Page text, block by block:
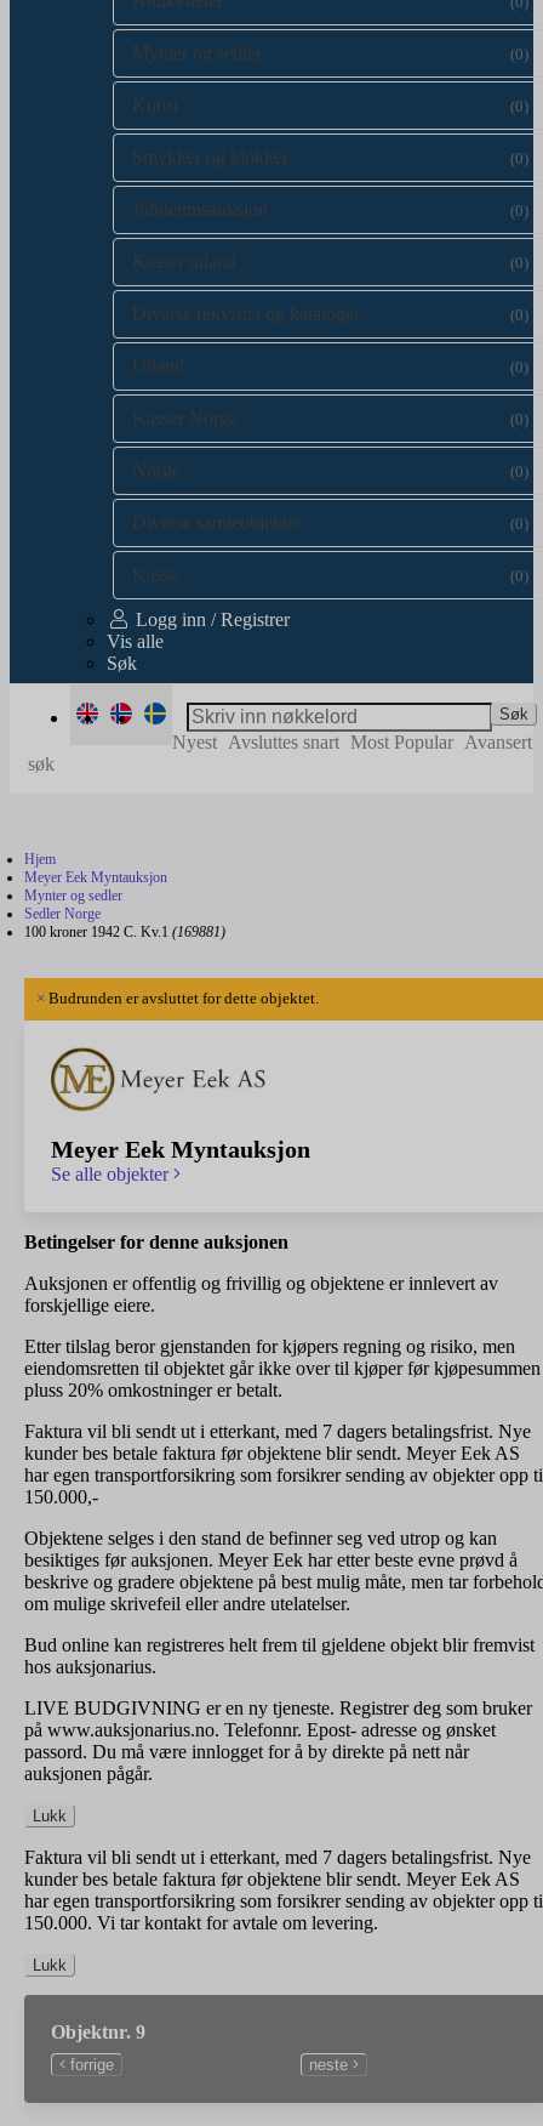
Mynter og sedler (0)
Kunst (0)
Smykker og klokker (0)
Jubileumsauksjon (0)
Kasser utland (0)
Diverse rekvisita og kataloger (0)
Utland (0)
Kasser Norge (0)
Norge (0)
Diverse samleobjekter (0)
Kasse (0)
Logg inn / Registrer
Vis alle
Søk
Søk
Nyest Avsluttes snart Most Popular Avansert
søk
Hjem
Meyer Eek Myntauksjon
Mynter og sedler
Sedler Norge
100 kroner 1942 C. Kv.1 (169881)
× Budrunden er avsluttet for dette objektet.
Meyer Eek Myntauksjon
Se alle objekter
Betingelser for denne auksjonen
Auksjonen er offentlig og frivillig og objektene er innlevert av
forskjellige eiere.
Etter tilslag beror gjenstanden for kjøpers regning og risiko, men
eiendomsretten til objektet går ikke over til kjøper før kjøpesummen
pluss 20% omkostninger er betalt.
Faktura vil bli sendt ut i etterkant, med 7 dagers betalingsfrist. Nye
kunder bes betale faktura før objektene blir sendt. Meyer Eek AS
har egen transportforsikring som forsikrer sending av objekter opp
150.000,-
Objektene selges i den stand de befinner seg ved utrop og kan
besiktiges før auksjonen. Meyer Eek har etter beste evne prøvd å
beskrive og gradere objektene på best mulig måte, men tar
om mulige skrivefeil eller andre utelatelser.
Bud online kan registreres helt frem til gjeldene objekt blir fremvist
hos auksjonarius.
LIVE BUDGIVNING er en ny tjeneste. Registrer deg som bruker
på www.auksjonarius.no. Telefonnr. Epost- adresse og ønsket
passord. Du må være innlogget for å by direkte på nett når
auksjonen pågår.
Lukk
Faktura vil bli sendt ut i etterkant, med 7 dagers betalingsfrist. Nye
kunder bes betale faktura før objektene blir sendt. Meyer Eek AS
har egen transportforsikring som forsikrer sending av objekter opp
150.000. Vi tar kontakt for avtale om levering.
Lukk
Objektnr. 9
forrige neste